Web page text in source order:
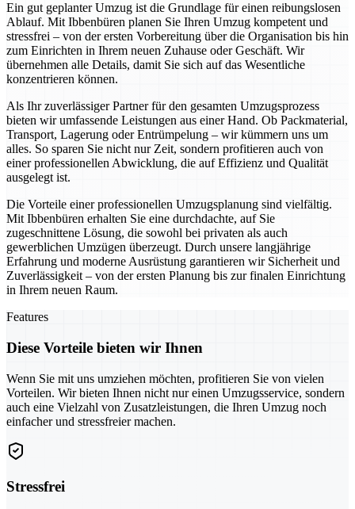
Ein gut geplanter Umzug ist die Grundlage für einen reibungslosen
Ablauf. Mit Ibbenbüren planen Sie Ihren Umzug kompetent und
stressfrei – von der ersten Vorbereitung über die Organisation bis hin
zum Einrichten in Ihrem neuen Zuhause oder Geschäft. Wir
übernehmen alle Details, damit Sie sich auf das Wesentliche
konzentrieren können.
Als Ihr zuverlässiger Partner für den gesamten Umzugsprozess
bieten wir umfassende Leistungen aus einer Hand. Ob Packmaterial,
Transport, Lagerung oder Entrümpelung – wir kümmern uns um
alles. So sparen Sie nicht nur Zeit, sondern profitieren auch von
einer professionellen Abwicklung, die auf Effizienz und Qualität
ausgelegt ist.
Die Vorteile einer professionellen Umzugsplanung sind vielfältig.
Mit Ibbenbüren erhalten Sie eine durchdachte, auf Sie
zugeschnittene Lösung, die sowohl bei privaten als auch
gewerblichen Umzügen überzeugt. Durch unsere langjährige
Erfahrung und moderne Ausrüstung garantieren wir Sicherheit und
Zuverlässigkeit – von der ersten Planung bis zur finalen Einrichtung
in Ihrem neuen Raum.
Features
Diese Vorteile bieten wir Ihnen
Wenn Sie mit uns umziehen möchten, profitieren Sie von vielen
Vorteilen. Wir bieten Ihnen nicht nur einen Umzugsservice, sondern
auch eine Vielzahl von Zusatzleistungen, die Ihren Umzug noch
einfacher und stressfreier machen.
Stressfrei